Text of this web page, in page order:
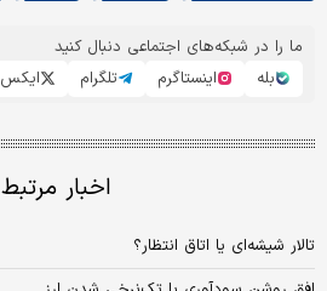
ما را در شبکه‌های اجتماعی دنبال کنید
بله
اینستاگرم تلگرام ایکس
اخبار مرتبط
تالار شیشه‌ای یا اتاق انتظار؟